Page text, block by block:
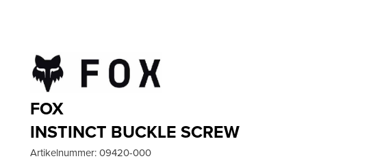
FOX
INSTINCT BUCKLE SCREW
Artikelnummer:09420-000